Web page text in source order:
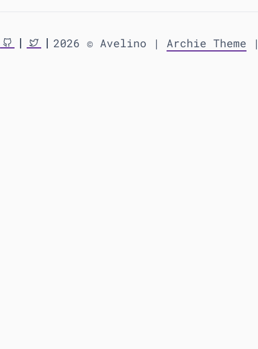
2026 © Avelino | Archie Theme